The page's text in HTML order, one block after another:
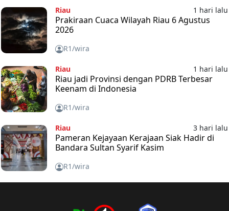
Riau 1 hari lalu
Prakiraan Cuaca Wilayah Riau 6 Agustus
2026
R1/wira
Riau 1 hari lalu
Riau jadi Provinsi dengan PDRB Terbesar
Keenam di Indonesia
R1/wira
Riau 3 hari lalu
Pameran Kejayaan Kerajaan Siak Hadir di
Bandara Sultan Syarif Kasim
R1/wira